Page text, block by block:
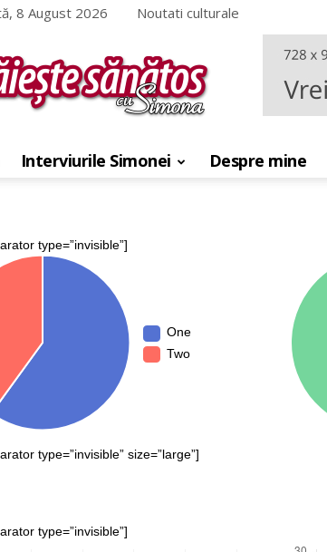
8 August 2026 Noutati culturale
Interviurile Simonei Despre mine
type=”invisible”]
One
Two
type=”invisible” size=”large”]
type=”invisible”]